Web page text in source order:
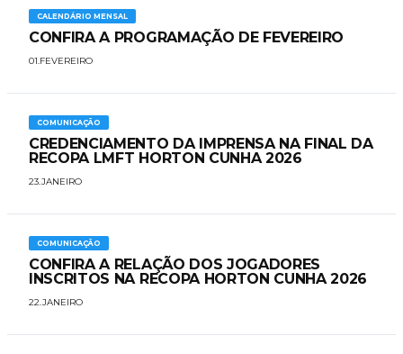
CALENDÁRIO MENSAL
CONFIRA A PROGRAMAÇÃO DE FEVEREIRO
01.FEVEREIRO
COMUNICAÇÃO
​​CREDENCIAMENTO DA IMPRENSA NA FINAL DA
RECOPA LMFT HORTON CUNHA 2026
23.JANEIRO
COMUNICAÇÃO
CONFIRA A RELAÇÃO DOS JOGADORES
INSCRITOS NA RECOPA HORTON CUNHA 2026
22.JANEIRO